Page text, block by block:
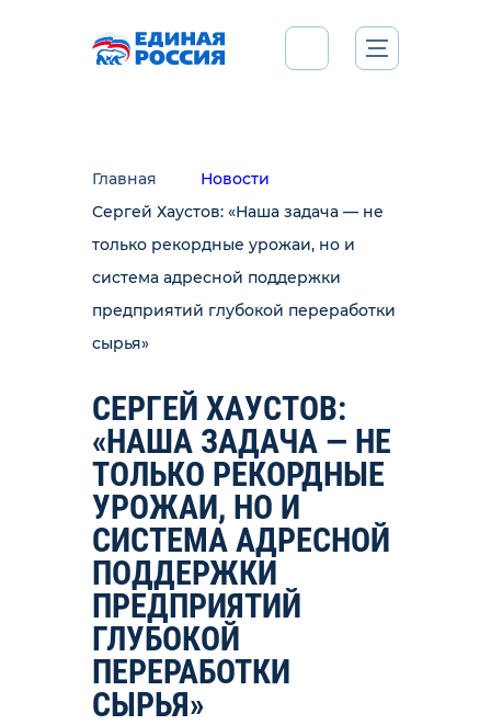
Главная
Новости
Сергей Хаустов: «Наша задача — не
только рекордные урожаи, но и
система адресной поддержки
предприятий глубокой переработки
сырья»
СЕРГЕЙ ХАУСТОВ:
«НАША ЗАДАЧА — НЕ
ТОЛЬКО РЕКОРДНЫЕ
УРОЖАИ, НО И
СИСТЕМА АДРЕСНОЙ
ПОДДЕРЖКИ
ПРЕДПРИЯТИЙ
ГЛУБОКОЙ
ПЕРЕРАБОТКИ
СЫРЬЯ»